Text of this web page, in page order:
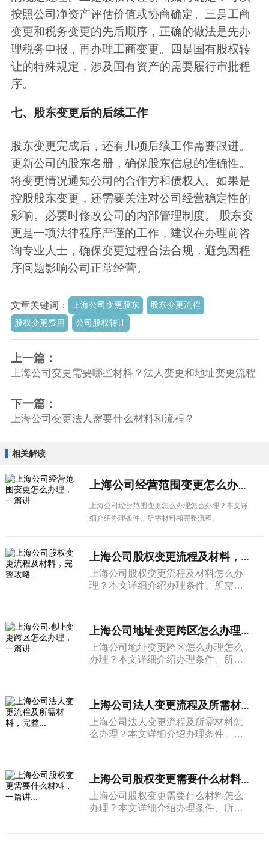
按照公司净资产评估价值或协商确定。三是工商
变更和税务变更的先后顺序，正确的做法是先办
理税务申报，再办理工商变更。四是国有股权转
让的特殊规定，涉及国有资产的需要履行审批程
序。
七、股东变更后的后续工作
股东变更完成后，还有几项后续工作需要跟进。
更新公司的股东名册，确保股东信息的准确性。
将变更情况通知公司的合作方和债权人。如果是
控股股东变更，还需要关注对公司经营稳定性的
影响。必要时修改公司的内部管理制度。 股东变
更是一项法律程序严谨的工作，建议在办理前咨
询专业人士，确保变更过程合法合规，避免因程
序问题影响公司正常经营。
文章关键词： 上海公司变更股东
股东变更流程
股权变更费用
公司股权转让
上一篇：
上海公司变更需要哪些材料？法人变更和地址变更流程
下一篇：
上海公司变更法人需要什么材料和流程？
相关解读
上海公司经营范围变更怎么办理，一篇讲...
上海公司经营范围变更怎么办理怎么办理？本文详
细介绍办理条件、所需材料和完整流程。
上海公司股权变更流程及材料，完整攻略...
上海公司股权变更流程及材料怎么办
理？本文详细介绍办理条件、所需材
上海公司地址变更跨区怎么办理，一篇讲...
上海公司地址变更跨区怎么办理怎么
办理？本文详细介绍办理条件、所需
上海公司法人变更流程及所需材料，完整...
上海公司法人变更流程及所需材料怎
么办理？本文详细介绍办理条件、所
上海公司股权变更需要什么材料，一篇讲...
上海公司股权变更需要什么材料怎么
办理？本文详细介绍办理条件、所需